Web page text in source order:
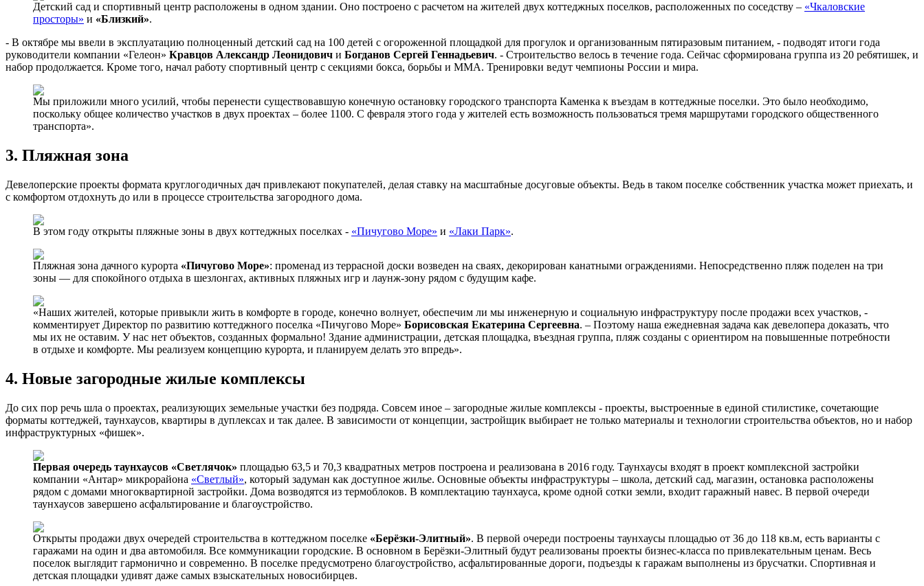
Детский сад и спортивный центр расположены в одном здании. Оно построено с расчетом на жителей двух коттеджных поселков, расположенных по соседству – «Чкаловские
просторы» и «Близкий».
- В октябре мы ввели в эксплуатацию полноценный детский сад на 100 детей с огороженной площадкой для прогулок и организованным пятиразовым питанием, - подводят итоги года
руководители компании «Гелеон» Кравцов Александр Леонидович и Богданов Сергей Геннадьевич. - Строительство велось в течение года. Сейчас сформирована группа из 20 ребятишек, и
набор продолжается. Кроме того, начал работу спортивный центр с секциями бокса, борьбы и ММА. Тренировки ведут чемпионы России и мира.
Мы приложили много усилий, чтобы перенести существовавшую конечную остановку городского транспорта Каменка к въездам в коттеджные поселки. Это было необходимо,
поскольку общее количество участков в двух проектах – более 1100. С февраля этого года у жителей есть возможность пользоваться тремя маршрутами городского общественного
транспорта».
3. Пляжная зона
Девелоперские проекты формата круглогодичных дач привлекают покупателей, делая ставку на масштабные досуговые объекты. Ведь в таком поселке собственник участка может приехать, и
с комфортом отдохнуть до или в процессе строительства загородного дома.
В этом году открыты пляжные зоны в двух коттеджных поселках - «Пичугово Море» и «Лаки Парк».
Пляжная зона дачного курорта «Пичугово Море»: променад из террасной доски возведен на сваях, декорирован канатными ограждениями. Непосредственно пляж поделен на три
зоны — для спокойного отдыха в шезлонгах, активных пляжных игр и лаунж-зону рядом с будущим кафе.
«Наших жителей, которые привыкли жить в комфорте в городе, конечно волнует, обеспечим ли мы инженерную и социальную инфраструктуру после продажи всех участков, -
комментирует Директор по развитию коттеджного поселка «Пичугово Море» Борисовская Екатерина Сергеевна. – Поэтому наша ежедневная задача как девелопера доказать, что
мы их не оставим. У нас нет объектов, созданных формально! Здание администрации, детская площадка, въездная группа, пляж созданы с ориентиром на повышенные потребности
в отдыхе и комфорте. Мы реализуем концепцию курорта, и планируем делать это впредь».
4. Новые загородные жилые комплексы
До сих пор речь шла о проектах, реализующих земельные участки без подряда. Совсем иное – загородные жилые комплексы - проекты, выстроенные в единой стилистике, сочетающие
форматы коттеджей, таунхаусов, квартиры в дуплексах и так далее. В зависимости от концепции, застройщик выбирает не только материалы и технологии строительства объектов, но и набор
инфраструктурных «фишек».
Первая очередь таунхаусов «Светлячок» площадью 63,5 и 70,3 квадратных метров построена и реализована в 2016 году. Таунхаусы входят в проект комплексной застройки
компании «Антар» микрорайона «Светлый», который задуман как доступное жилье. Основные объекты инфраструктуры – школа, детский сад, магазин, остановка расположены
рядом с домами многоквартирной застройки. Дома возводятся из термоблоков. В комплектацию таунхауса, кроме одной сотки земли, входит гаражный навес. В первой очереди
таунхаусов завершено асфальтирование и благоустройство.
Открыты продажи двух очередей строительства в коттеджном поселке «Берёзки-Элитный». В первой очереди построены таунхаусы площадью от 36 до 118 кв.м, есть варианты с
гаражами на один и два автомобиля. Все коммуникации городские. В основном в Берёзки-Элитный будут реализованы проекты бизнес-класса по привлекательным ценам. Весь
поселок выглядит гармонично и современно. В поселке предусмотрено благоустройство, асфальтированные дороги, подъезды к гаражам выполнены из брусчатки. Спортивная и
детская площадки удивят даже самых взыскательных новосибирцев.